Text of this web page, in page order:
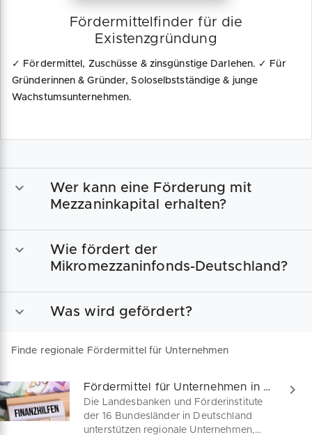
Fördermittelfinder für die
Existenzgründung
✓ Fördermittel, Zuschüsse & zinsgünstige Darlehen. ✓ Für
Gründerinnen & Gründer, Soloselbstständige & junge
Wachstumsunternehmen.
Wer kann eine Förderung mit
Mezzaninkapital erhalten?
Wie fördert der
Mikromezzaninfonds-Deutschland?
Was wird gefördert?
Finde regionale Fördermittel für Unternehmen
Fördermittel für Unternehmen in deinem Bundesland
Die Landesbanken und Förderinstitute
der 16 Bundesländer in Deutschland
unterstützen regionale Unternehmen,